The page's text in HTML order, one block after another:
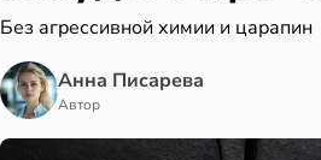
Без агрессивной химии и царапин
Анна Писарева
Автор